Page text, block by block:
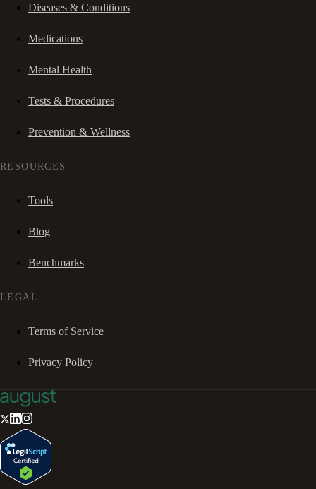
Diseases & Conditions
Medications
Mental Health
Tests & Procedures
Prevention & Wellness
RESOURCES
Tools
Blog
Benchmarks
LEGAL
Terms of Service
Privacy Policy